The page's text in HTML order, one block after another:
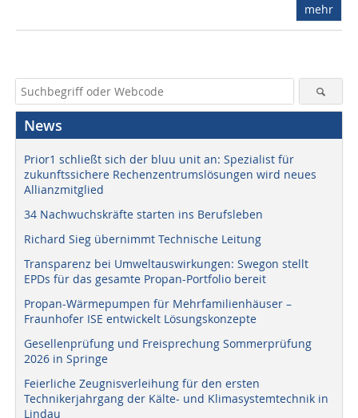
mehr
News
Prior1 schließt sich der bluu unit an: Spezialist für
zukunftssichere Rechenzentrumslösungen wird neues
Allianzmitglied
34 Nachwuchskräfte starten ins Berufsleben
Richard Sieg übernimmt Technische Leitung
Transparenz bei Umweltauswirkungen: Swegon stellt
EPDs für das gesamte Propan-Portfolio bereit
Propan-Wärmepumpen für Mehrfamilienhäuser –
Fraunhofer ISE entwickelt Lösungskonzepte
Gesellenprüfung und Freisprechung Sommerprüfung
2026 in Springe
Feierliche Zeugnisverleihung für den ersten
Technikerjahrgang der Kälte- und Klimasystemtechnik in
Lindau